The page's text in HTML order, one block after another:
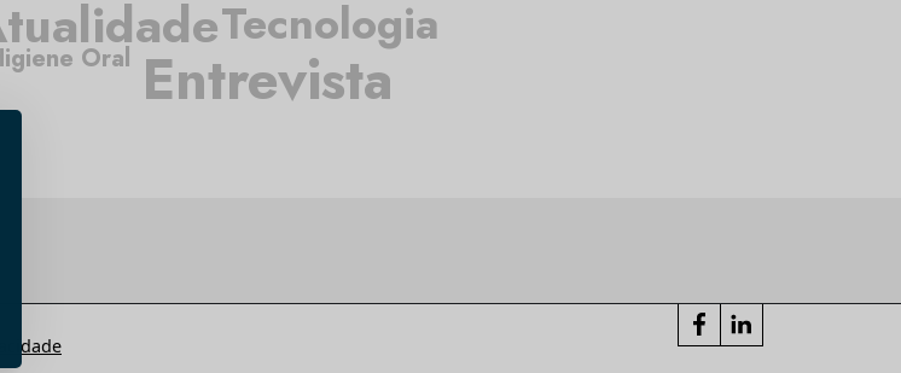
Oral Entrevista
Tecnologia